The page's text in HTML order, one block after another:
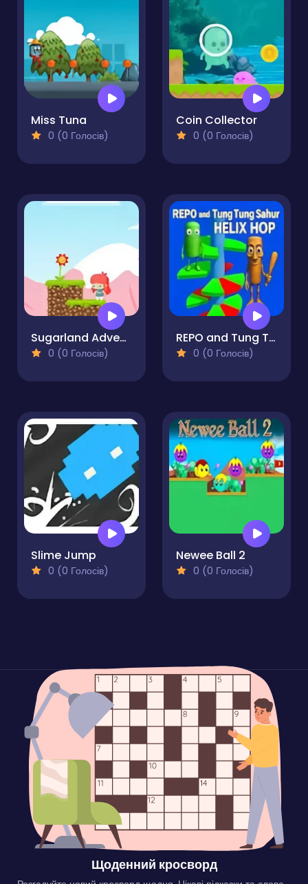
Miss Tuna
0 (0 Голосів)
Coin Collector
0 (0 Голосів)
Sugarland Adventure
0 (0 Голосів)
REPO and Tung Tung Sahur: Helix Hop
0 (0 Голосів)
Slime Jump
0 (0 Голосів)
Newee Ball 2
0 (0 Голосів)
Щоденний кросворд